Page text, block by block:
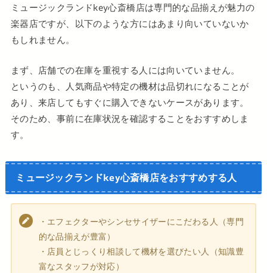
ミュージックランドkey心斎橋店は専門的な品揃えが魅力の
楽器店ですが、以下のような方にはあまり向いていないか
もしれません。
まず、店舗での在庫を重視する人には向いていません。
というのも、人気商品や特定の機材は品切れになることが
あり、来店してもすぐに購入できないケースがあります。
そのため、事前に在庫状況を確認することをおすすめしま
す。
ミュージックランドkey心斎橋店をおすすめする人
・エフェクターやシンセサイザーにこだわる人（専門
的な品揃えが豊富）
・店員とじっくり相談して機材を選びたい人（知識豊
富なスタッフが対応）